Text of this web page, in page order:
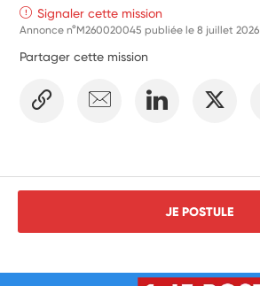
Signaler cette mission
Annonce n°M260020045 publiée le8 juillet 2026
Partager cette mission
JE POSTULE